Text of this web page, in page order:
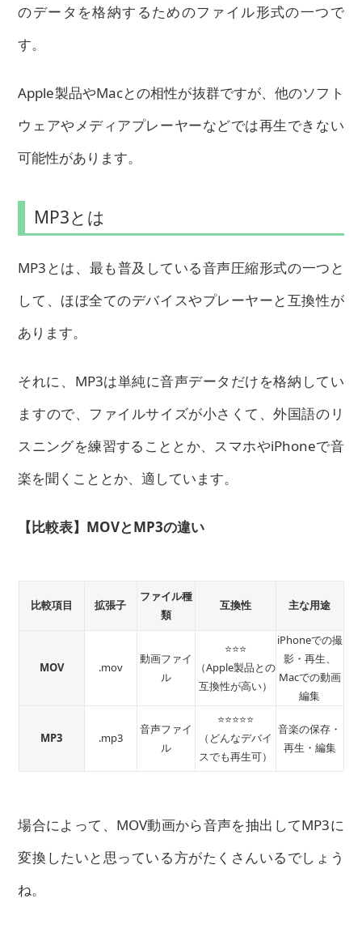
のデータを格納するためのファイル形式の一つで
す。
Apple製品やMacとの相性が抜群ですが、他のソフト
ウェアやメディアプレーヤーなどでは再生できない
可能性があります。
MP3とは
MP3とは、最も普及している音声圧縮形式の一つと
して、ほぼ全てのデバイスやプレーヤーと互換性が
あります。
それに、MP3は単純に音声データだけを格納してい
ますので、ファイルサイズが小さくて、外国語のリ
スニングを練習することとか、スマホやiPhoneで音
楽を聞くこととか、適しています。
【比較表】MOVとMP3の違い
比較項目 拡張子
ファイル種
類
互換性 主な用途
MOV .mov
動画ファイ
ル
⭐⭐⭐
（Apple製品との
互換性が高い）
iPhoneでの撮
影・再生、
Macでの動画
編集
MP3 .mp3
音声ファイ
ル
⭐⭐⭐⭐⭐
（どんなデバイ
スでも再生可）
音楽の保存・
再生・編集
場合によって、MOV動画から音声を抽出してMP3に
変換したいと思っている方がたくさんいるでしょう
ね。